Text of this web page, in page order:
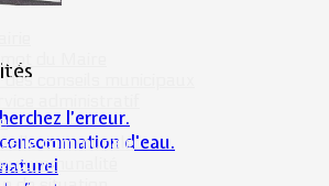
mot du Maire
des conseils municipaux
salle communale
l’erreur.
d'eau.